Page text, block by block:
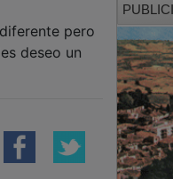
pero
deseo un